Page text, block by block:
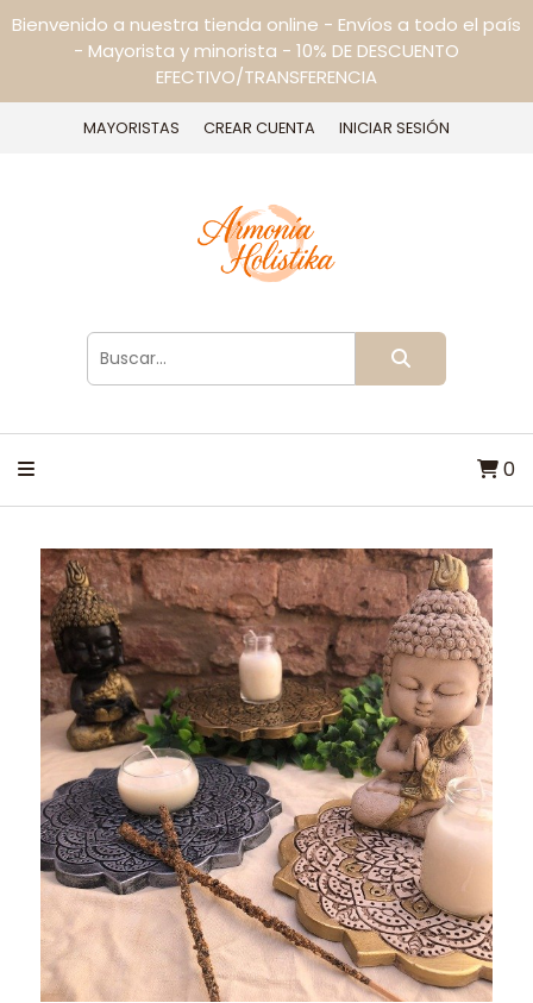
Bienvenido a nuestra tienda online - Envíos a todo el país
- Mayorista y minorista - 10% DE DESCUENTO
EFECTIVO/TRANSFERENCIA
MAYORISTAS CREAR CUENTA INICIAR SESIÓN
0